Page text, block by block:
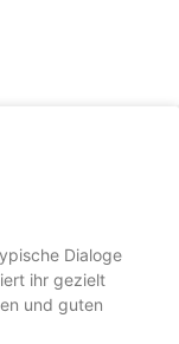
Dialoge
ihr gezielt
und guten